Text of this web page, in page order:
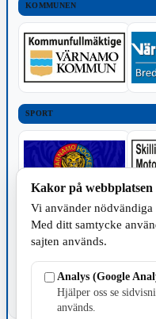
KOMMUNEN
SPORT
TILLVERKNING
Kakor på webbplatsen
Vi använder
Med ditt samtycke
sajten används.
Analys (Google
Hjälper oss se
används.